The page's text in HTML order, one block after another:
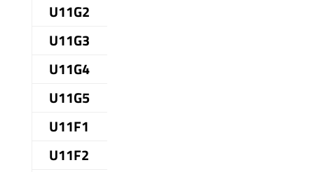
U11G2
U11G3
U11G4
U11G5
U11F1
U11F2